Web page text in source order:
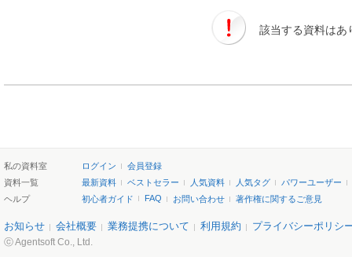
該当する資料はあ
私の資料室 ログイン
会員登録
資料一覧
最新資料 ベストセラー 人気資料 人気タグ
パワーユーザー
ヘルプ
初心者ガイド FAQ お問い合わせ 著作権に関するご意見
お知らせ 会社概要 業務提携について 利用規約 プライバシーポリシ
ⓒ Agentsoft Co., Ltd.